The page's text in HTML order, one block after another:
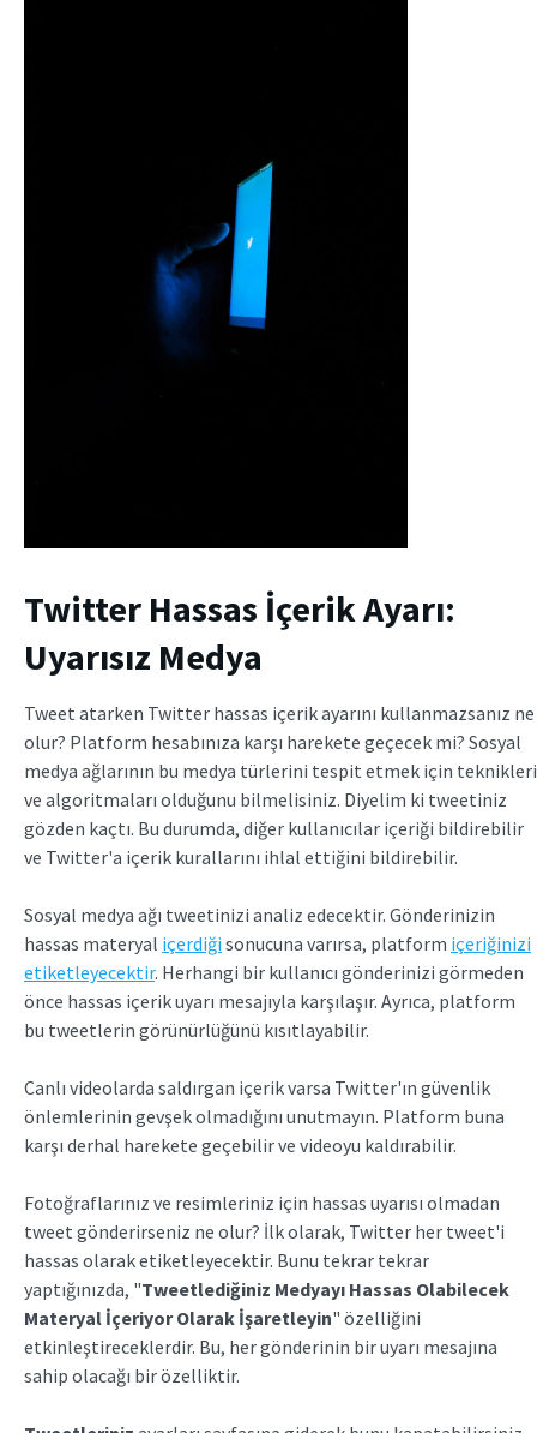
Twitter Hassas İçerik Ayarı:
Uyarısız Medya
Tweet atarken Twitter hassas içerik ayarını kullanmazsanız ne
olur? Platform hesabınıza karşı harekete geçecek mi? Sosyal
medya ağlarının bu medya türlerini tespit etmek için teknikleri
ve algoritmaları olduğunu bilmelisiniz. Diyelim ki tweetiniz
gözden kaçtı. Bu durumda, diğer kullanıcılar içeriği bildirebilir
ve Twitter'a içerik kurallarını ihlal ettiğini bildirebilir.
Sosyal medya ağı tweetinizi analiz edecektir. Gönderinizin
hassas materyal içerdiği sonucuna varırsa, platform içeriğinizi
etiketleyecektir. Herhangi bir kullanıcı gönderinizi görmeden
önce hassas içerik uyarı mesajıyla karşılaşır. Ayrıca, platform
bu tweetlerin görünürlüğünü kısıtlayabilir.
Canlı videolarda saldırgan içerik varsa Twitter'ın güvenlik
önlemlerinin gevşek olmadığını unutmayın. Platform buna
karşı derhal harekete geçebilir ve videoyu kaldırabilir.
Fotoğraflarınız ve resimleriniz için hassas uyarısı olmadan
tweet gönderirseniz ne olur? İlk olarak, Twitter her tweet'i
hassas olarak etiketleyecektir. Bunu tekrar tekrar
yaptığınızda, "Tweetlediğiniz Medyayı Hassas Olabilecek
Materyal İçeriyor Olarak İşaretleyin" özelliğini
etkinleştireceklerdir. Bu, her gönderinin bir uyarı mesajına
sahip olacağı bir özelliktir.